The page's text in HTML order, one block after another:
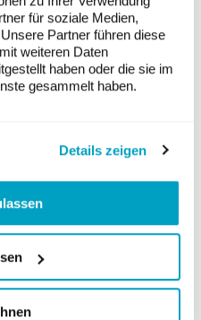
für soziale Medien,
Partner führen diese
weiteren Daten
haben oder die sie im
gesammelt haben.
Details zeigen
Energiequellen
vor Ort
Wert von
liefern
Verein die
Zürich
des
Nutzung der
zu unterstützen»,
tun wir mit